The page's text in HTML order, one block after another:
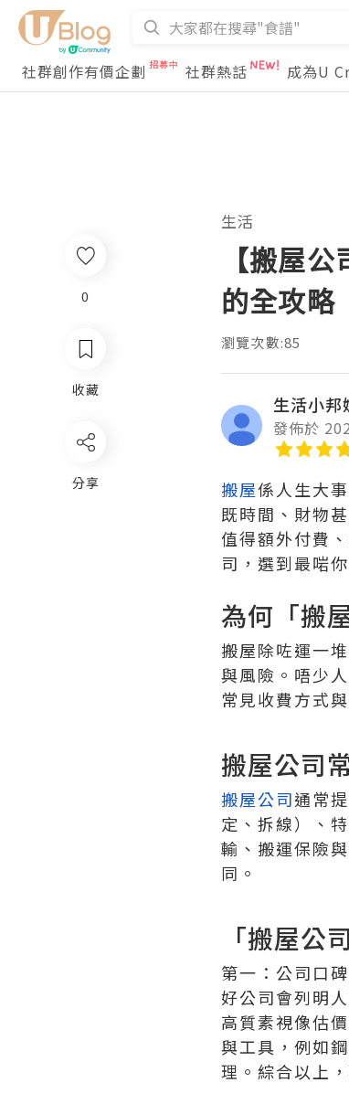
社群創作有價企劃
社群熱話 成為U
生活
【搬屋
的全攻略
瀏覽次數:85
生活小邦
發佈於
搬屋係人生大
既時間、財物
值得額外付費
司，選到最啱
為何「搬
搬屋除咗運一
與風險。唔少
常見收費方式
搬屋公司
搬屋公司通常
定、拆線）、
輸、搬運保險
同。
「搬屋
第一：公司口
好公司會列明
高質素視像估
與工具，例如
理。綜合以上
0
收藏
分享